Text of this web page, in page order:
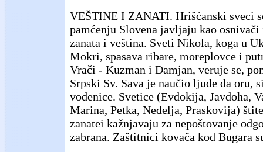
VEŠTINE I ZANATI. Hrišćanski sveci
pamćenju Slovena javljaju kao
zanata i veština. Sveti Nikola, koga u
Mokri, spasava ribare, moreplovce i
Vrači - Kuzman i Damjan, veruje se,
Srpski Sv. Sava je naučio ljude da oru,
vodenice. Svetice (Evdokija, Javdoha,
Marina, Petka, Nedelja, Praskovija)
zanatei kažnjavaju za nepoštovanje
zabrana. Zaštitnici kovača kod Bugara